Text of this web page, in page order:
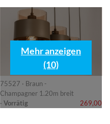
75527 · Braun -
Champagner 1.20m breit
· Vorrätig 269,00
Mehr anzeigen
(10)